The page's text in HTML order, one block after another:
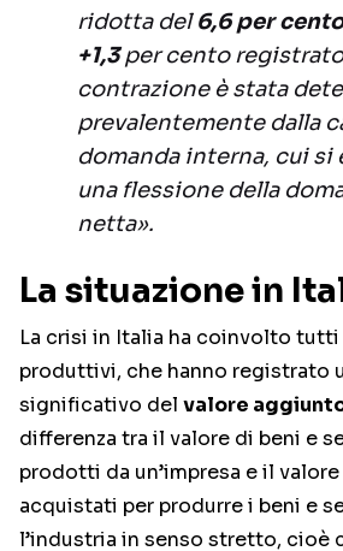
ridotta del6,6 per cento
+1,3per cento registrato
contrazione è stata
prevalentemente dalla
domanda interna, cui si
una flessione della
netta».
La situazione in
La crisi in Italia ha coinvolto
produttivi, che hanno registrato
significativo del valore
differenza tra il valore di beni e
prodotti da un’impresa e il
acquistati per produrre i beni e
l’industria in senso stretto, cioè